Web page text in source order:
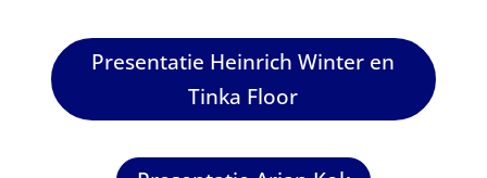
Presentatie Heinrich Winter en
Tinka Floor